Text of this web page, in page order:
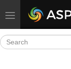
Toggle navigation